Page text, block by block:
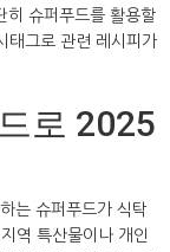
히 슈퍼푸드를 활용할
그로 관련 레시피가
로 2025
는 슈퍼푸드가 식탁
역 특산물이나 개인